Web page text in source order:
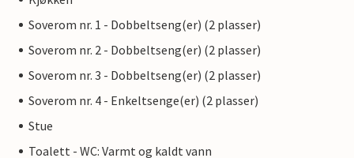
Soverom nr. 1 - Dobbeltseng(er) (2 plasser)
Soverom nr. 2 - Dobbeltseng(er) (2 plasser)
Soverom nr. 3 - Dobbeltseng(er) (2 plasser)
Soverom nr. 4 - Enkeltsenge(er) (2 plasser)
Stue
Toalett - WC: Varmt og kaldt vann